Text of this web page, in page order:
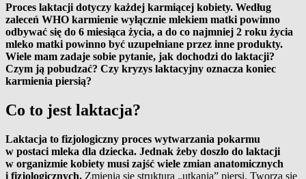
Proces laktacji dotyczy każdej karmiącej kobiety. Według
zaleceń WHO karmienie wyłącznie mlekiem matki powinno
odbywać się do 6 miesiąca życia, a do co najmniej 2 roku życia
mleko matki powinno być uzupełniane przez inne produkty.
Wiele mam zadaje sobie pytanie, jak dochodzi do laktacji?
Czym ją pobudzać? Czy kryzys laktacyjny oznacza koniec
karmienia piersią?
Co to jest laktacja?
Laktacja to fizjologiczny proces wytwarzania pokarmu
w postaci mleka dla dziecka. Jednak żeby doszło do laktacji
w organizmie kobiety musi zajść wiele zmian anatomicznych
i fizjologicznych. Zmienia się struktura „utkania” piersi. Tworzą się